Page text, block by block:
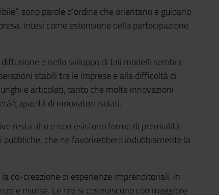
sono parole d’ordine che orientano e guidano
intesi come estensione della partecipazione
e nello sviluppo di tali modelli sembra
stabili tra le imprese e alla difficoltà di
e articolati, tanto che molte innovazioni
capacità di innovatori isolati.
resta alto e non esistono forme di premialità
che ne favorirebbero indubbiamente la
co-creazione di esperienze imprenditoriali, in
e risorse. Le reti si costruiscono con maggiore